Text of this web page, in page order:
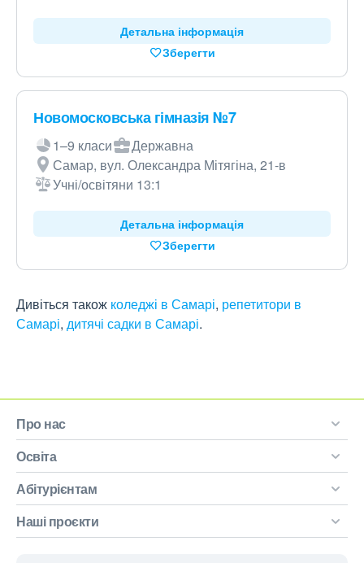
Детальна інформація
Зберегти
Новомосковська гімназія №7
1–9 класи
Державна
Самар, вул. Олександра Мітягіна, 21-в
Учні/освітяни 13:1
Детальна інформація
Зберегти
Дивіться також коледжі в Самарі, репетитори в
Самарі, дитячі садки в Самарі.
Про нас
Освіта
Абітурієнтам
Наші проєкти